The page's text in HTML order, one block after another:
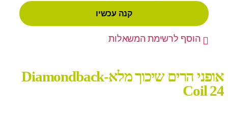
קנה עכשיו
הוסף לרשימת המשאלות
אופני הרים שיכוך מלא-Diamondback
Coil 24